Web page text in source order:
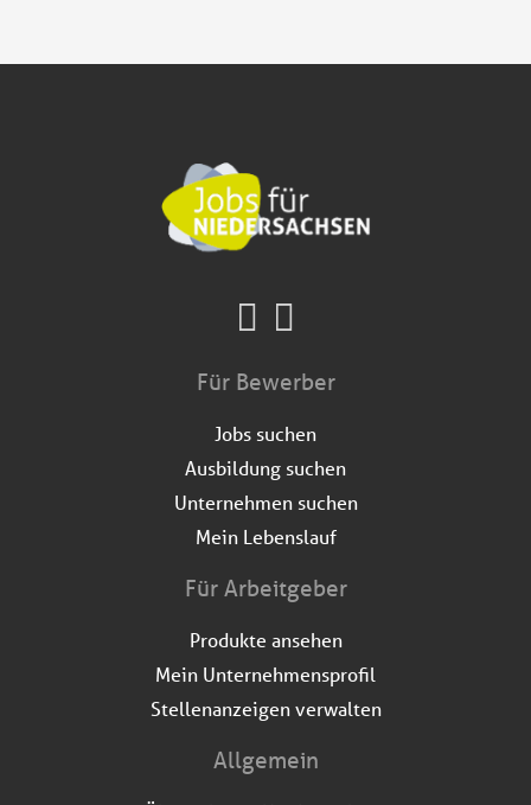
Für Bewerber
Jobs suchen
Ausbildung suchen
Unternehmen suchen
Mein Lebenslauf
Für Arbeitgeber
Produkte ansehen
Mein Unternehmensprofil
Stellenanzeigen verwalten
Allgemein